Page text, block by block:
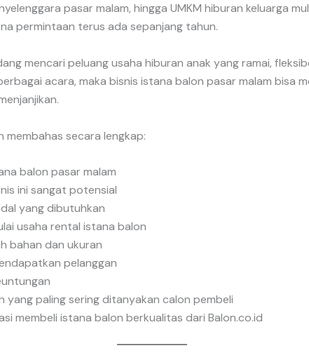
pasar malam, hingga UMKM hiburan keluarga
permintaan terus ada sepanjang tahun.
mencari peluang usaha hiburan anak yang ramai,
acara, maka bisnis istana balon pasar malam bisa
membahas secara lengkap:
balon pasar malam
ini sangat potensial
yang dibutuhkan
usaha rental istana balon
bahan dan ukuran
pelanggan
yang paling sering ditanyakan calon pembeli
membeli istana balon berkualitas dari Balon.co.id